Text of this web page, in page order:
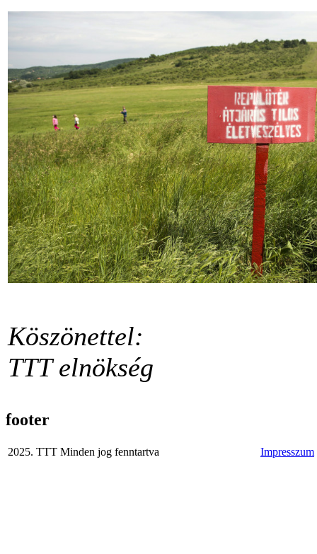
Köszönettel:
TTT elnökség
footer
2025. TTT Minden jog fenntartva Impresszum